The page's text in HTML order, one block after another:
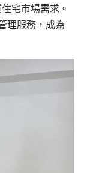
宅市場需求。
理服務，成為